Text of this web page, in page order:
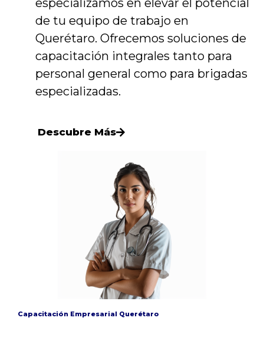
de tu equipo de trabajo en
Querétaro. Ofrecemos soluciones de
capacitación integrales tanto para
personal general como para brigadas
especializadas.
Descubre Más
Capacitación Empresarial Querétaro